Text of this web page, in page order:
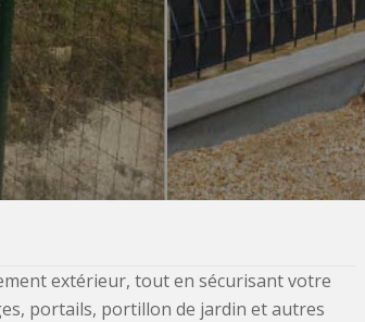
extérieur, tout en sécurisant votre
portails, portillon de jardin et autres